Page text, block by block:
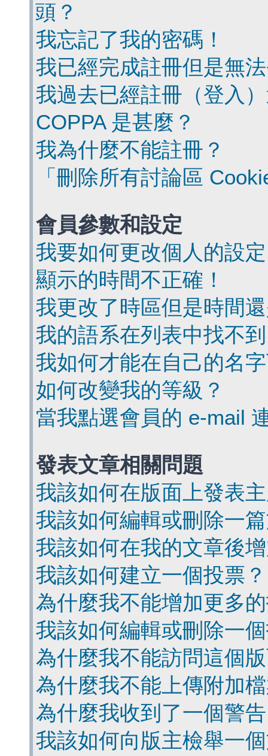
頭？
我忘記了我的密碼！
我已經完成註冊但是無
我過去已經註冊（登入
COPPA 是甚麼？
我為什麼不能註冊？
「刪除所有討論區
會員參數和設定
我要如何更改個人的設
顯示的時間不正確！
我更改了時區但是時間
我的語系在列表中找不
我如何才能在自己的名
如何改變我的等級？
當我點選會員的 e-mail
發表文章相關問題
我該如何在版面上發表
我該如何編輯或刪除一
我該如何在我的文章後
我該如何建立一個投票？
為什麼我不能增加更多
我該如何編輯或刪除一
為什麼我不能訪問這個
為什麼我不能上傳附加
為什麼我收到了一個警
我該如何向版主檢舉一